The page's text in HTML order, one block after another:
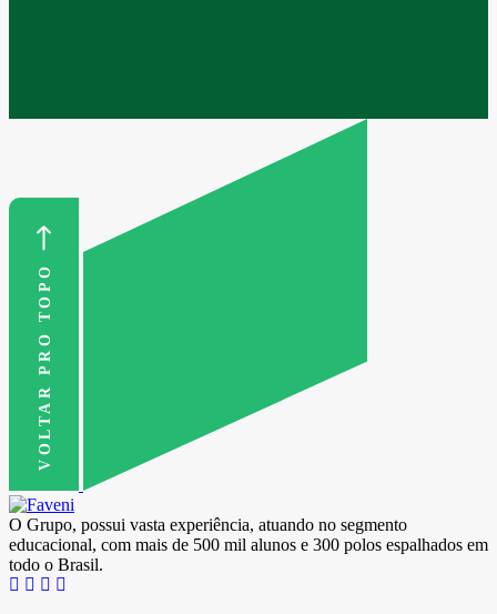
VOLTAR PRO TOPO
O Grupo, possui vasta experiência, atuando no segmento
educacional, com mais de 500 mil alunos e 300 polos espalhados em
todo o Brasil.